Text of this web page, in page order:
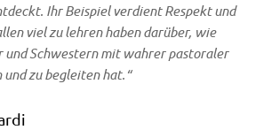
Ihr Bei­spiel ver­dient Respekt und
viel zu leh­ren haben dar­über, wie
und Schwe­stern mit wah­rer pasto­ra­ler
und zu beglei­ten hat.“